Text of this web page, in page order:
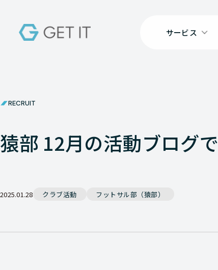
サービス
RECRUIT
猿部 12月の活動ブログ
2025.01.28 クラブ活動 フットサル部（猿部）